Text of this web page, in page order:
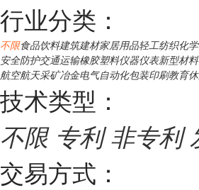
行业分类：
不限食品饮料建筑建材家居用品轻工纺织化
安全防护交通运输橡胶塑料仪器仪表新型材料
航空航天采矿冶金电气自动化包装印刷教育
技术类型：
不限 专利 非专利
交易方式：